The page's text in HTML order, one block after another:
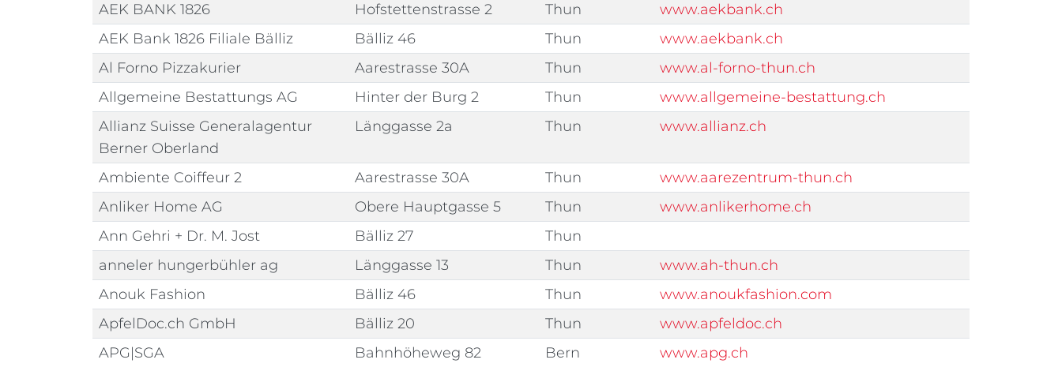
AEK BANK 1826
Hofstettenstrasse 2 Thun
www.aekbank.ch
AEK Bank 1826 Filiale Bälliz
Bälliz 46 Thun
www.aekbank.ch
Al Forno Pizzakurier
Aarestrasse 30A Thun
www.al-forno-thun.ch
Allgemeine Bestattungs AG
Hinter der Burg 2 Thun
www.allgemeine-bestattung.ch
Allianz Suisse Generalagentur
Berner Oberland
Länggasse 2a Thun www.allianz.ch
Ambiente Coiffeur 2 Aarestrasse 30A Thun
www.aarezentrum-thun.ch
Anliker Home AG
Obere Hauptgasse 5 Thun
www.anlikerhome.ch
Ann Gehri + Dr. M. Jost
Bälliz 27
Thun
anneler hungerbühler ag
Länggasse 13 Thun
www.ah-thun.ch
Anouk Fashion
Bälliz 46 Thun
www.anoukfashion.com
ApfelDoc.ch GmbH
Bälliz 20 Thun
www.apfeldoc.ch
APG|SGA
Bahnhöheweg 82 Bern www.apg.ch